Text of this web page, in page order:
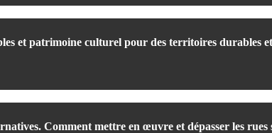
et patrimoine culturel pour des territoires durables
Comment mettre en œuvre et dépasser les